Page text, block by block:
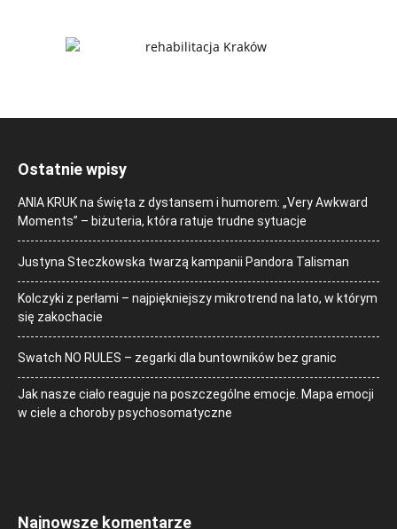
Ostatnie wpisy
ANIA KRUK na święta z dystansem i humorem: „Very Awkward
Moments” – biżuteria, która ratuje trudne sytuacje
Justyna Steczkowska twarzą kampanii Pandora Talisman
Kolczyki z perłami – najpiękniejszy mikrotrend na lato, w którym
się zakochacie
Swatch NO RULES – zegarki dla buntowników bez granic
Jak nasze ciało reaguje na poszczególne emocje. Mapa emocji
w ciele a choroby psychosomatyczne
Najnowsze komentarze